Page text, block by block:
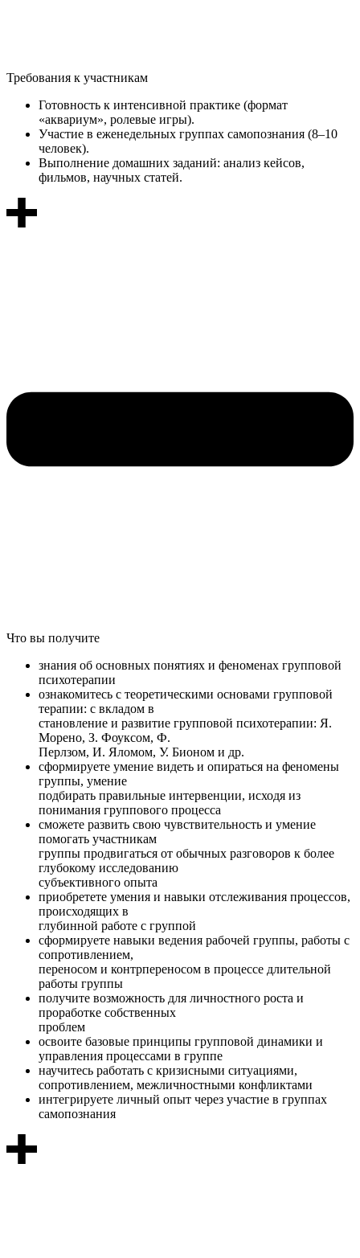
Требования к участникам
Готовность к интенсивной практике (формат
«аквариум», ролевые игры).
Участие в еженедельных группах самопознания (8–10
человек).
Выполнение домашних заданий: анализ кейсов,
фильмов, научных статей.
Что вы получите
знания об основных понятиях и феноменах групповой
психотерапии
ознакомитесь с теоретическими основами групповой
терапии: с вкладом в
становление и развитие групповой психотерапии: Я.
Морено, З. Фоуксом, Ф.
Перлзом, И. Яломом, У. Бионом и др.
сформируете умение видеть и опираться на феномены
группы, умение
подбирать правильные интервенции, исходя из
понимания группового процесса
сможете развить свою чувствительность и умение
помогать участникам
группы продвигаться от обычных разговоров к более
глубокому исследованию
субъективного опыта
приобретете умения и навыки отслеживания процессов,
происходящих в
глубинной работе с группой
сформируете навыки ведения рабочей группы, работы с
сопротивлением,
переносом и контрпереносом в процессе длительной
работы группы
получите возможность для личностного роста и
проработке собственных
проблем
освоите базовые принципы групповой динамики и
управления процессами в группе
научитесь работать с кризисными ситуациями,
сопротивлением, межличностными конфликтами
интегрируете личный опыт через участие в группах
самопознания